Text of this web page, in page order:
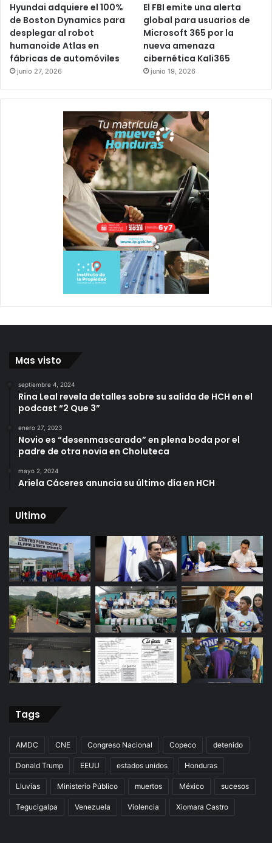
Hyundai adquiere el 100%
de Boston Dynamics para
desplegar al robot
humanoide Atlas en
fábricas de automóviles
junio 27, 2026
El FBI emite una alerta
global para usuarios de
Microsoft 365 por la
nueva amenaza
cibernética Kali365
junio 19, 2026
Mas visto
septiembre 4, 2024
Rina Leal revela detalles sobre su salida de HCH en el
podcast “2 Que 3”
enero 27, 2023
Novio es “desenmascarado” en plena boda por el
padre de otra novia en Choluteca
mayo 2, 2024
Ariela Cáceres anuncia su último día en HCH
Ultimo
Tags
AMDC CNE Congreso Nacional Copeco detenido
Donald Trump EEUU estados unidos Honduras
Lluvias Ministerio Público muertos México sucesos
Tegucigalpa Venezuela Violencia Xiomara Castro